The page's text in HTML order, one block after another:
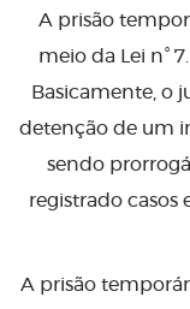
A prisão
meio da Lei n°
Basicamente, o
detenção de um
sendo
registrado casos
A prisão